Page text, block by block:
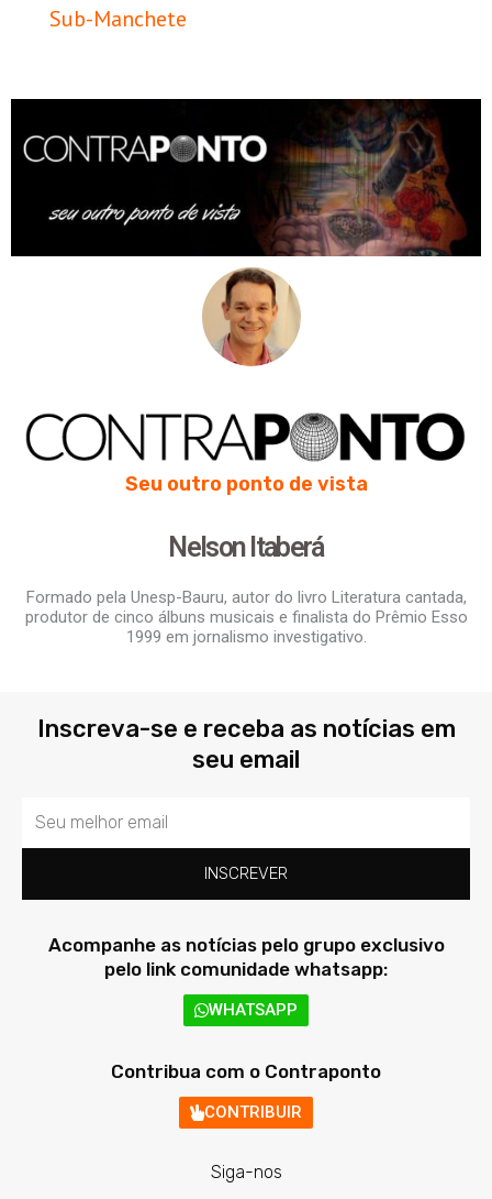
Sub-Manchete
Seu outro ponto de vista
Nelson Itaberá
Formado pela Unesp-Bauru, autor do livro Literatura cantada,
produtor de cinco álbuns musicais e finalista do Prêmio Esso
1999 em jornalismo investigativo.
Inscreva-se e receba as notícias em
seu email
Email
INSCREVER
Acompanhe as notícias pelo grupo exclusivo
pelo link comunidade whatsapp:
WHATSAPP
Contribua com o Contraponto
CONTRIBUIR
Siga-nos